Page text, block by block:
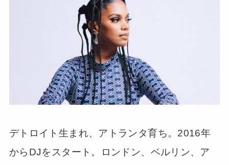
デトロイト生まれ、アトランタ育ち。2016年
からDJをスタート。ロンドン、ベルリン、ア